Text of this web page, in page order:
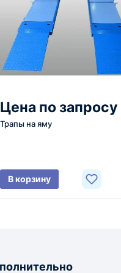
готовим счёт,
Цена по запросу
Трапы на яму
В корзину